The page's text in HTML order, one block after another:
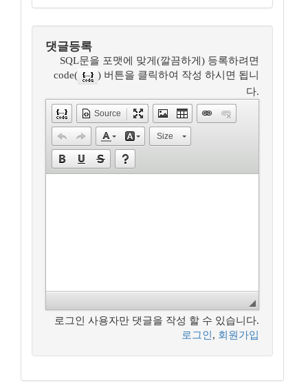
댓글등록
SQL문을 포맷에 맞게(깔끔하게) 등록하려면
code(
) 버튼을 클릭하여 작성 하시면 됩니
다.
Source
Size
로그인 사용자만 댓글을 작성 할 수 있습니다.
로그인, 회원가입